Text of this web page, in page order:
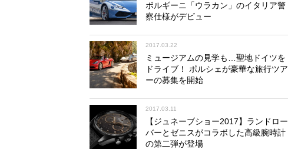
ボルギーニ「ウラカン」のイタリア警
察仕様がデビュー
2017.03.22
ミュージアムの見学も…聖地ドイツを
ドライブ！ ポルシェが豪華な旅行ツア
ーの募集を開始
2017.03.11
【ジュネーブショー2017】ランドロー
バーとゼニスがコラボした高級腕時計
の第二弾が登場